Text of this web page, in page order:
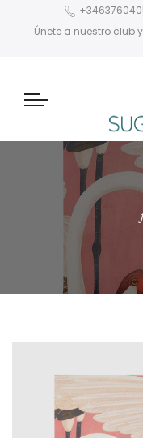
Únete a nuestro club